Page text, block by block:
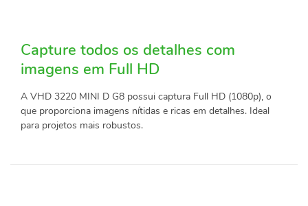
Capture todos os detalhes com
imagens em Full HD
A VHD 3220 MINI D G8 possui captura Full HD (1080p), o
que proporciona imagens nítidas e ricas em detalhes. Ideal
para projetos mais robustos.